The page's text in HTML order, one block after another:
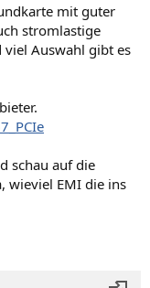
mit guter
stromlastige
viel Auswahl gibt es
schau auf die
wieviel EMI die ins